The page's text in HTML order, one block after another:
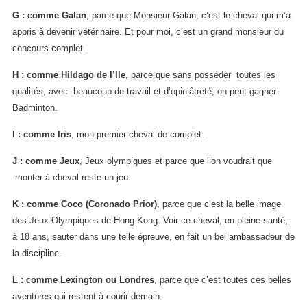
G : comme Galan, parce que Monsieur Galan, c’est le cheval qui m’a
appris à devenir vétérinaire. Et pour moi, c’est un grand monsieur du
concours complet.
H : comme Hildago de l’Ile, parce que sans posséder toutes les
qualités, avec beaucoup de travail et d’opiniâtreté, on peut gagner
Badminton.
I : comme Iris, mon premier cheval de complet.
J : comme Jeux, Jeux olympiques et parce que l’on voudrait que
monter à cheval reste un jeu.
K : comme Coco (Coronado Prior), parce que c’est la belle image
des Jeux Olympiques de Hong-Kong. Voir ce cheval, en pleine santé,
à 18 ans, sauter dans une telle épreuve, en fait un bel ambassadeur de
la discipline.
L : comme Lexington ou Londres, parce que c’est toutes ces belles
aventures qui restent à courir demain.